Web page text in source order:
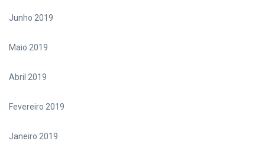
Junho 2019
Maio 2019
Abril 2019
Fevereiro 2019
Janeiro 2019